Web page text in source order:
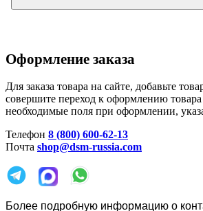
Оформление заказа
Для заказа товара на сайте, добавьте
совершите переход к оформлению товара
необходимые поля при оформлении,
Телефон 8 (800) 600-62-13
Почта shop@dsm-russia.com
Более подробную информацию о